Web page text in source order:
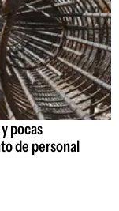
pocas
de personal